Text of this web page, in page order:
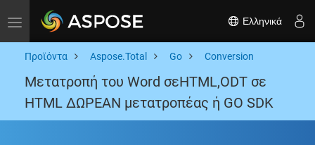
Toggle navigation Ελληνικά
Προϊόντα Aspose.Total Go Conversion
Μετατροπή του Word σεHTML,ODT σε
HTML ΔΩΡΕΑΝ μετατροπέας ή GO SDK